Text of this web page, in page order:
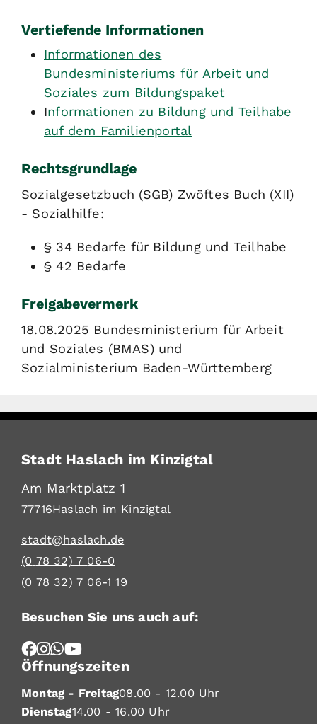
Vertiefende Informationen
Informationen des
Bundesministeriums für Arbeit und
Soziales zum Bildungspaket
Informationen zu Bildung und Teilhabe
auf dem Familienportal
Rechtsgrundlage
Sozialgesetzbuch (SGB) Zwöftes Buch (XII)
- Sozialhilfe:
§ 34 Bedarfe für Bildung und Teilhabe
§ 42 Bedarfe
Freigabevermerk
18.08.2025 Bundesministerium für Arbeit
und Soziales (BMAS) und
Sozialministerium Baden-Württemberg
Stadt Haslach im Kinzigtal
Am Marktplatz 1
77716Haslach im Kinzigtal
stadt@haslach.de
(0 78 32) 7 06-0
(0 78 32) 7 06-1 19
Besuchen Sie uns auch auf:
Öffnungszeiten
Montag - Freitag08.00 - 12.00 Uhr
Dienstag14.00 - 16.00 Uhr